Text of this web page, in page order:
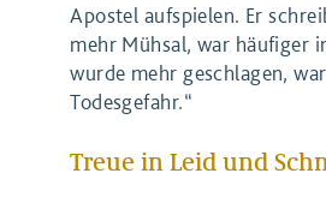
Apostel aufspielen. Er
mehr Mühsal, war häufiger
wurde mehr geschlagen,
Todesgefahr.“
Treue in Leid und